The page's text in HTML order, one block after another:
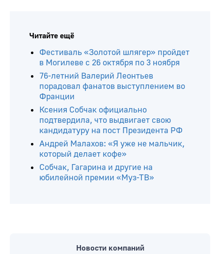
Читайте ещё
Фестиваль «Золотой шлягер» пройдет
в Могилеве с 26 октября по 3 ноября
76-летний Валерий Леонтьев
порадовал фанатов выступлением во
Франции
Ксения Собчак официально
подтвердила, что выдвигает свою
кандидатуру на пост Президента РФ
Андрей Малахов: «Я уже не мальчик,
который делает кофе»
Собчак, Гагарина и другие на
юбилейной премии «Муз-ТВ»
Новости компаний